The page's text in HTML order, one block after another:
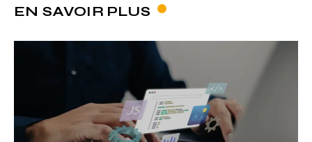
EN SAVOIR PLUS